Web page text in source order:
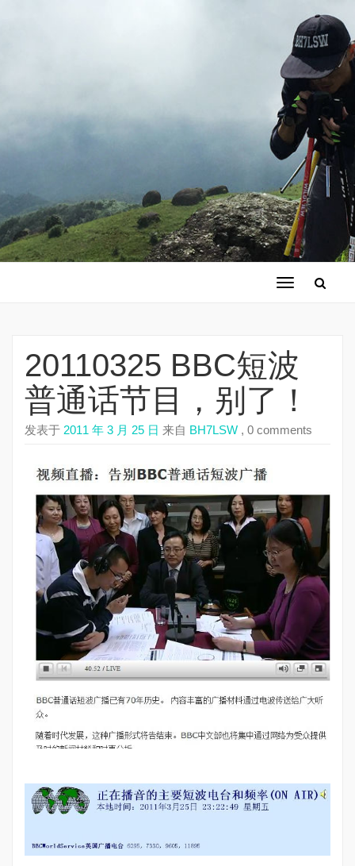
切
20110325 BBC短波
普通话节目，别了！
发表于 2011 年 3 月 25 日 来自 BH7LSW , 0 comments